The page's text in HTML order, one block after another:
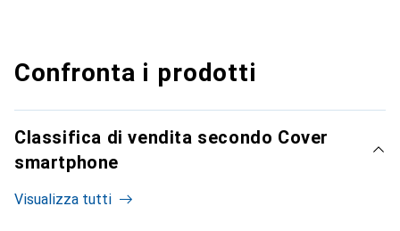
Confronta i prodotti
Classifica di vendita secondo Cover
smartphone
Visualizza tutti